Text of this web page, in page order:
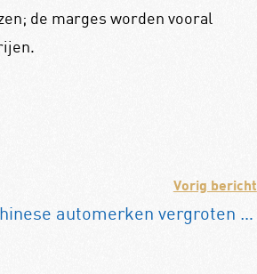
de marges worden vooral
Vorig bericht
Chinese automerken vergroten Europees marktaandeel